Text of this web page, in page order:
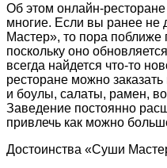
Об этом онлайн-
многие. Если вы ранее не
Мастер», то пора поближе
поскольку оно
всегда найдется что-то
ресторане можно
и боулы, салаты, рамен,
Заведение постоянно
привлечь как можно
Достоинства «Суши